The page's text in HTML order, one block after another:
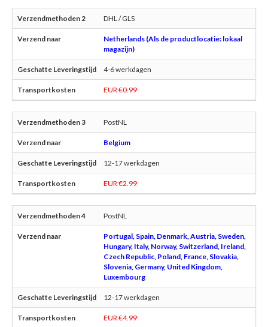
DHL / GLS
Netherlands (Als de productlocatie: lokaal
magazijn)
4-6 werkdagen
EUR €0.99
PostNL
Belgium
12-17 werkdagen
EUR €2.99
PostNL
Portugal, Spain, Denmark, Austria, Sweden,
Hungary, Italy, Norway, Switzerland, Ireland,
Czech Republic, Poland, France, Slovakia,
Slovenia, Germany, United Kingdom,
Luxembourg
12-17 werkdagen
EUR €4.99